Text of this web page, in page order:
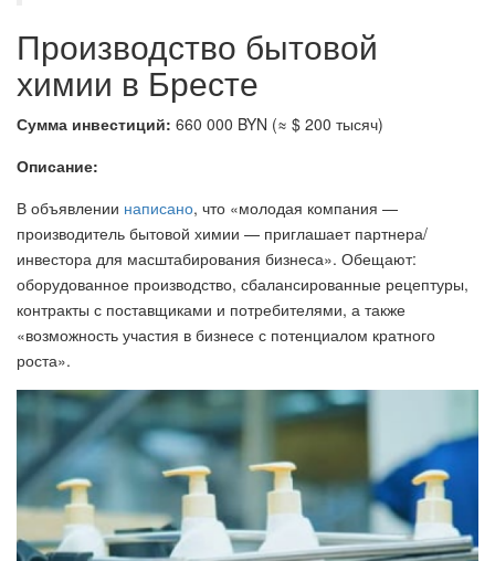
Производство бытовой
химии в Бресте
Сумма инвестиций: 660 000 BYN (≈ $ 200 тысяч)
Описание:
В объявлении написано, что «молодая компания —
производитель бытовой химии — приглашает партнера/
инвестора для масштабирования бизнеса». Обещают:
оборудованное производство, сбалансированные рецептуры,
контракты с поставщиками и потребителями, а также
«возможность участия в бизнесе с потенциалом кратного
роста».